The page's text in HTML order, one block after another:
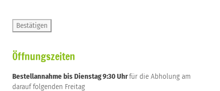
Öffnungszeiten
Bestellannahme bis Dienstag 9:30 Uhrfür die Abholung am
darauf folgenden Freitag